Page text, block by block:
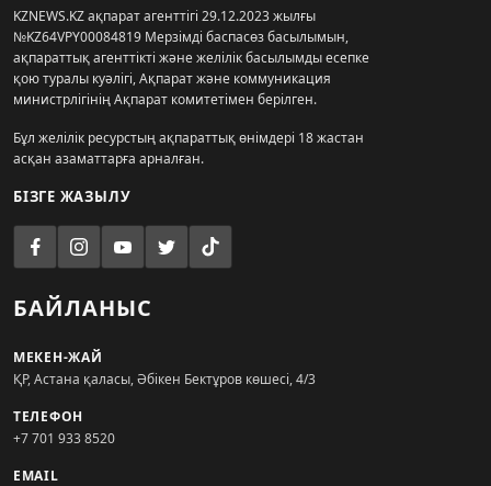
KZNEWS.KZ ақпарат агенттігі 29.12.2023 жылғы
№KZ64VPY00084819 Мерзімді баспасөз басылымын,
ақпараттық агенттікті және желілік басылымды есепке
қою туралы куәлігі, Ақпарат және коммуникация
министрлігінің Ақпарат комитетімен берілген.
Бұл желілік ресурстың ақпараттық өнімдері 18 жастан
асқан азаматтарға арналған.
БІЗГЕ ЖАЗЫЛУ
БАЙЛАНЫС
МЕКЕН-ЖАЙ
ҚР, Астана қаласы, Әбікен Бектұров көшесі, 4/3
ТЕЛЕФОН
+7 701 933 8520
EMAIL